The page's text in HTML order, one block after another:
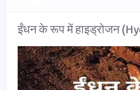
ईंधन के रूप में हाइड्रोजन